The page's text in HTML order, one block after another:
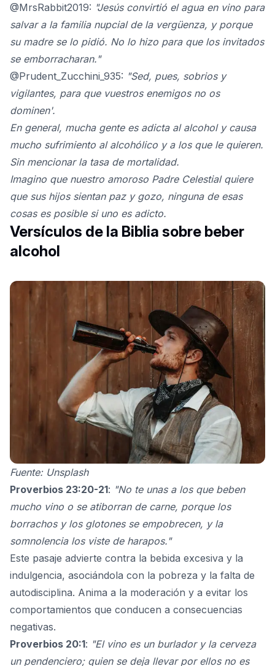
@MrsRabbit2019: "Jesús convirtió el agua en vino para
salvar a la familia nupcial de la vergüenza, y porque
su madre se lo pidió. No lo hizo para que los invitados
se emborracharan."
@Prudent_Zucchini_935: "Sed, pues, sobrios y
vigilantes, para que vuestros enemigos no os
dominen'.
En general, mucha gente es adicta al alcohol y causa
mucho sufrimiento al alcohólico y a los que le quieren.
Sin mencionar la tasa de mortalidad.
Imagino que nuestro amoroso Padre Celestial quiere
que sus hijos sientan paz y gozo, ninguna de esas
cosas es posible si uno es adicto.
Versículos de la Biblia sobre beber
alcohol
Fuente: Unsplash
Proverbios 23:20-21: "No te unas a los que beben
mucho vino o se atiborran de carne, porque los
borrachos y los glotones se empobrecen, y la
somnolencia los viste de harapos."
Este pasaje advierte contra la bebida excesiva y la
indulgencia, asociándola con la pobreza y la falta de
autodisciplina. Anima a la moderación y a evitar los
comportamientos que conducen a consecuencias
negativas.
Proverbios 20:1: "El vino es un burlador y la cerveza
un pendenciero; quien se deja llevar por ellos no es